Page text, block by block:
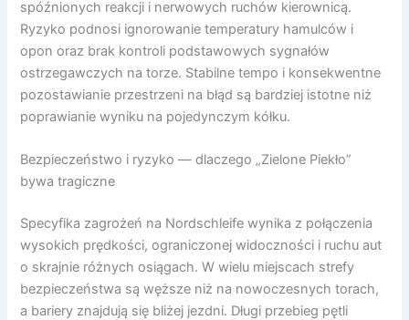
spóźnionych reakcji i nerwowych ruchów kierownicą.
Ryzyko podnosi ignorowanie temperatury hamulców i
opon oraz brak kontroli podstawowych sygnałów
ostrzegawczych na torze. Stabilne tempo i konsekwentne
pozostawianie przestrzeni na błąd są bardziej istotne niż
poprawianie wyniku na pojedynczym kółku.
Bezpieczeństwo i ryzyko — dlaczego „Zielone Piekło”
bywa tragiczne
Specyfika zagrożeń na Nordschleife wynika z połączenia
wysokich prędkości, ograniczonej widoczności i ruchu aut
o skrajnie różnych osiągach. W wielu miejscach strefy
bezpieczeństwa są węższe niż na nowoczesnych torach,
a bariery znajdują się bliżej jezdni. Długi przebieg pętli